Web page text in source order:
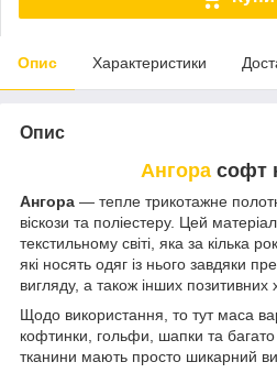
Опис Характеристики
Опис
Ангорасофт
Ангора — тепле трикотажне
віскози та поліестеру. Цей
текстильному світі, яка за кілька
які носять одяг із нього завдяки
вигляду, а також інших позитивних
Щодо використання, то тут маса
кофтинки, гольфи, шапки та багато
тканини мають просто шикарний